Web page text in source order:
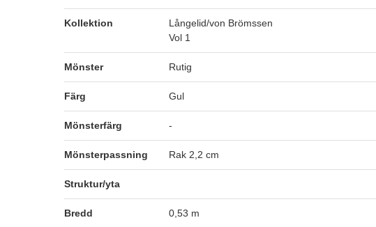
Kollektion
Långelid/von Brömssen
Vol 1
Mönster Rutig
Färg Gul
Mönsterfärg -
Mönsterpassning Rak 2,2 cm
Struktur/yta
Bredd 0,53 m